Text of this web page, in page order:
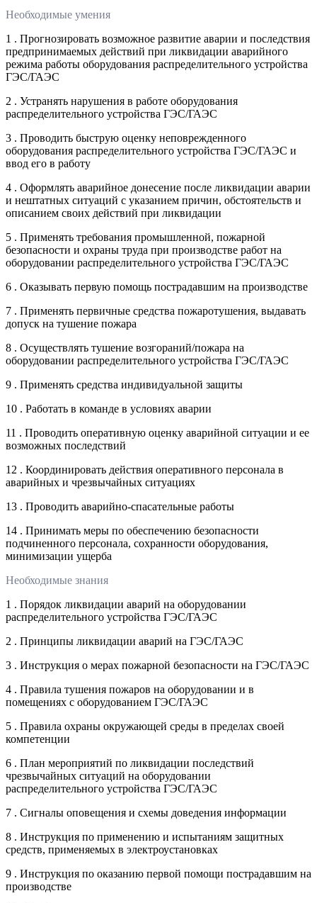
Необходимые умения
1 . Прогнозировать возможное развитие аварии и последствия
предпринимаемых действий при ликвидации аварийного
режима работы оборудования распределительного устройства
ГЭС/ГАЭС
2 . Устранять нарушения в работе оборудования
распределительного устройства ГЭС/ГАЭС
3 . Проводить быструю оценку неповрежденного
оборудования распределительного устройства ГЭС/ГАЭС и
ввод его в работу
4 . Оформлять аварийное донесение после ликвидации аварии
и нештатных ситуаций с указанием причин, обстоятельств и
описанием своих действий при ликвидации
5 . Применять требования промышленной, пожарной
безопасности и охраны труда при производстве работ на
оборудовании распределительного устройства ГЭС/ГАЭС
6 . Оказывать первую помощь пострадавшим на производстве
7 . Применять первичные средства пожаротушения, выдавать
допуск на тушение пожара
8 . Осуществлять тушение возгораний/пожара на
оборудовании распределительного устройства ГЭС/ГАЭС
9 . Применять средства индивидуальной защиты
10 . Работать в команде в условиях аварии
11 . Проводить оперативную оценку аварийной ситуации и ее
возможных последствий
12 . Координировать действия оперативного персонала в
аварийных и чрезвычайных ситуациях
13 . Проводить аварийно-спасательные работы
14 . Принимать меры по обеспечению безопасности
подчиненного персонала, сохранности оборудования,
минимизации ущерба
Необходимые знания
1 . Порядок ликвидации аварий на оборудовании
распределительного устройства ГЭС/ГАЭС
2 . Принципы ликвидации аварий на ГЭС/ГАЭС
3 . Инструкция о мерах пожарной безопасности на ГЭС/ГАЭС
4 . Правила тушения пожаров на оборудовании и в
помещениях с оборудованием ГЭС/ГАЭС
5 . Правила охраны окружающей среды в пределах своей
компетенции
6 . План мероприятий по ликвидации последствий
чрезвычайных ситуаций на оборудовании
распределительного устройства ГЭС/ГАЭС
7 . Сигналы оповещения и схемы доведения информации
8 . Инструкция по применению и испытаниям защитных
средств, применяемых в электроустановках
9 . Инструкция по оказанию первой помощи пострадавшим на
производстве